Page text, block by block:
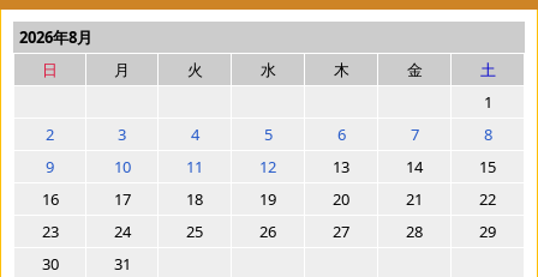
2026年8月
日
月 火 水 木 金
土
1
2
3 4 5 6 7
8
9
10 11 12 13 14
15
16
17 18 19 20 21
22
23
24 25 26 27 28
29
30
31